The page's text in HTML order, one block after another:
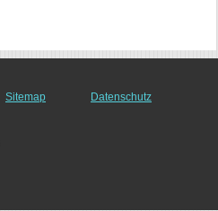
Sitemap Datenschutz